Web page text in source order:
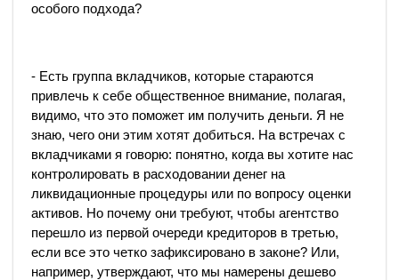
особого подхода?
- Есть группа вкладчиков, которые стараются
привлечь к себе общественное внимание, полагая,
видимо, что это поможет им получить деньги. Я не
знаю, чего они этим хотят добиться. На встречах с
вкладчиками я говорю: понятно, когда вы хотите нас
контролировать в расходовании денег на
ликвидационные процедуры или по вопросу оценки
активов. Но почему они требуют, чтобы агентство
перешло из первой очереди кредиторов в третью,
если все это четко зафиксировано в законе? Или,
например, утверждают, что мы намерены дешево